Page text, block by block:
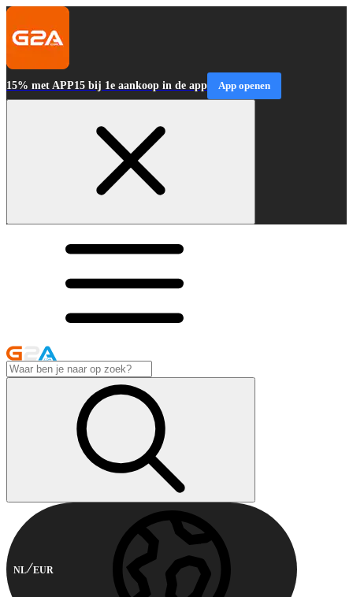
15% met APP15 bij 1e aankoop in de app App openen
NL EUR